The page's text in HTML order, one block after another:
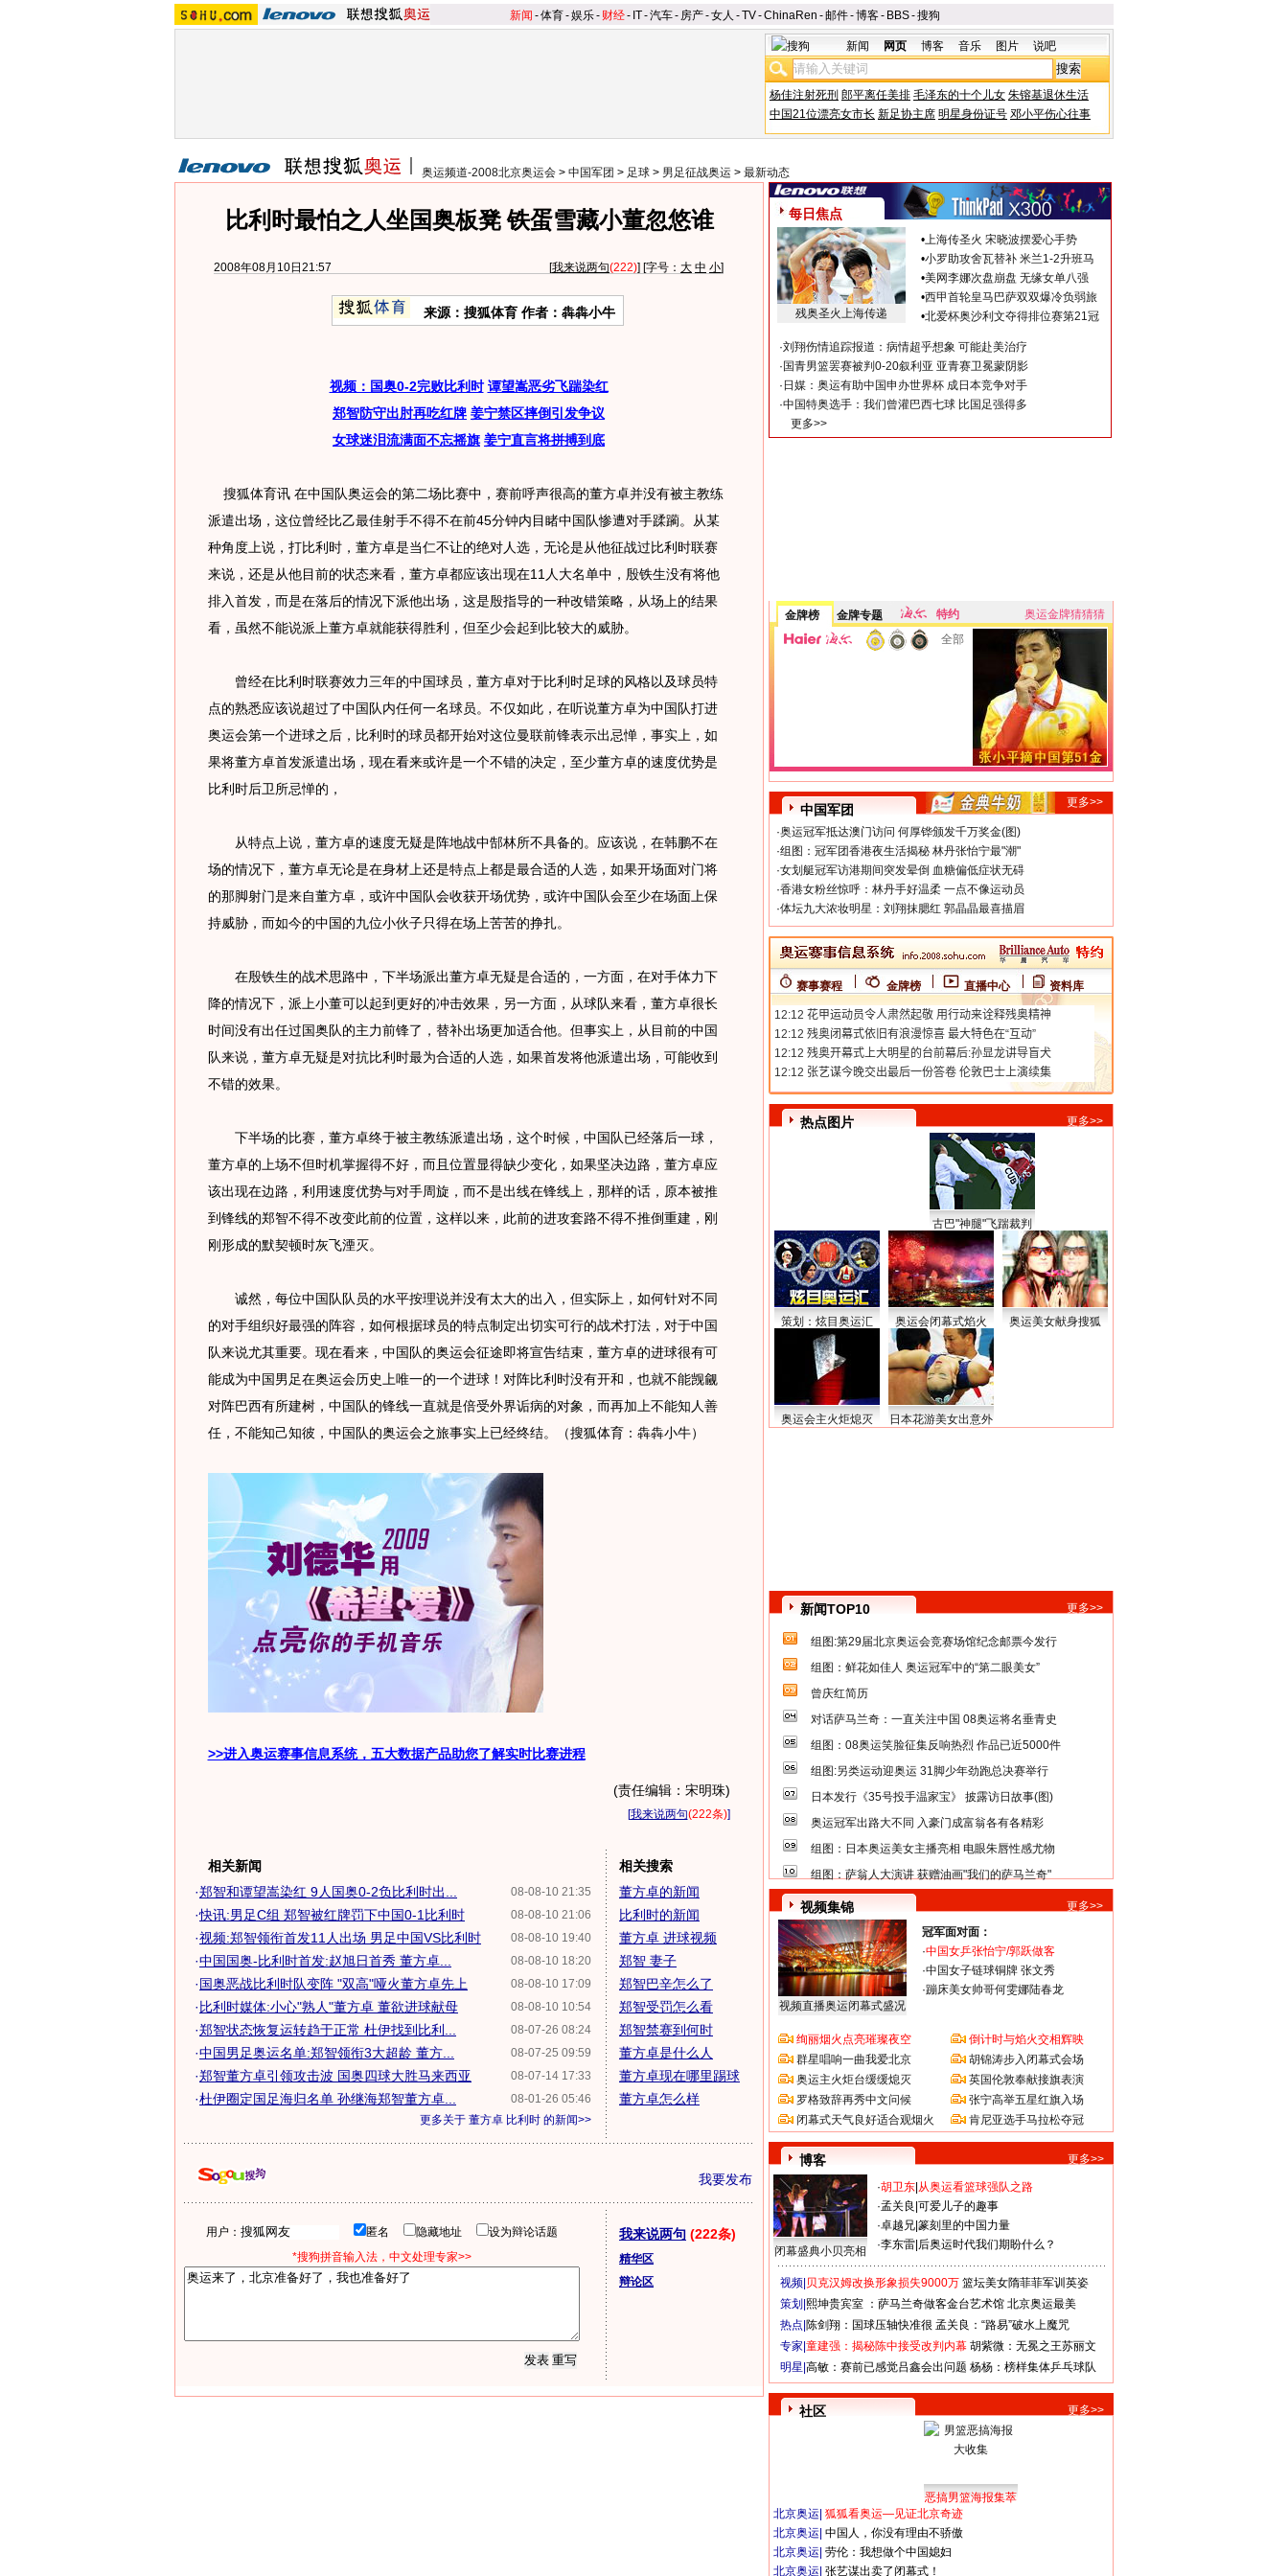
新闻 -体育-娱乐- 财经- IT-汽车- 房产-女人 -TV-ChinaRen -邮件-博客- BBS-搜狗
新闻 网页 博客 音乐 图片 说吧
杨佳注射死刑 郎平离任美排 毛泽东的十个儿女 朱镕基退休生活
中国21位漂亮女市长 新足协主席 明星身份证号 邓小平伤心往事
奥运频道-2008北京奥运会 > 中国军团 > 足球 > 男足征战奥运 > 最新动态
比利时最怕之人坐国奥板凳 铁蛋雪藏小董忽悠谁
2008年08月10日21:57 [我来说两句(222)] [字号： 大 中 小]
来源：搜狐体育 作者：犇犇小牛
视频：国奥0-2完败比利时 谭望嵩恶劣飞踹染红
郑智防守出肘再吃红牌 姜宁禁区摔倒引发争议
女球迷泪流满面不忘摇旗 姜宁直言将拼搏到底
搜狐体育讯 在中国队奥运会的第二场比赛中，赛前呼声很高的董方卓并没有被主教练
派遣出场，这位曾经比乙最佳射手不得不在前45分钟内目睹中国队惨遭对手蹂躏。从某
种角度上说，打比利时，董方卓是当仁不让的绝对人选，无论是从他征战过比利时联赛
来说，还是从他目前的状态来看，董方卓都应该出现在11人大名单中，殷铁生没有将他
排入首发，而是在落后的情况下派他出场，这是殷指导的一种改错策略，从场上的结果
看，虽然不能说派上董方卓就能获得胜利，但至少会起到比较大的威胁。
曾经在比利时联赛效力三年的中国球员，董方卓对于比利时足球的风格以及球员特
点的熟悉应该说超过了中国队内任何一名球员。不仅如此，在听说董方卓为中国队打进
奥运会第一个进球之后，比利时的球员都开始对这位曼联前锋表示出忌惮，事实上，如
果将董方卓首发派遣出场，现在看来或许是一个不错的决定，至少董方卓的速度优势是
比利时后卫所忌惮的，
从特点上说，董方卓的速度无疑是阵地战中郜林所不具备的。应该说，在韩鹏不在
场的情况下，董方卓无论是在身材上还是特点上都是最合适的人选，如果开场面对门将
的那脚射门是来自董方卓，或许中国队会收获开场优势，或许中国队会至少在场面上保
持威胁，而如今的中国的九位小伙子只得在场上苦苦的挣扎。
在殷铁生的战术思路中，下半场派出董方卓无疑是合适的，一方面，在对手体力下
降的情况下，派上小董可以起到更好的冲击效果，另一方面，从球队来看，董方卓很长
时间没有出任过国奥队的主力前锋了，替补出场更加适合他。但事实上，从目前的中国
队来说，董方卓无疑是对抗比利时最为合适的人选，如果首发将他派遣出场，可能收到
不错的效果。
下半场的比赛，董方卓终于被主教练派遣出场，这个时候，中国队已经落后一球，
董方卓的上场不但时机掌握得不好，而且位置显得缺少变化，如果坚决边路，董方卓应
该出现在边路，利用速度优势与对手周旋，而不是出线在锋线上，那样的话，原本被推
到锋线的郑智不得不改变此前的位置，这样以来，此前的进攻套路不得不推倒重建，刚
刚形成的默契顿时灰飞湮灭。
诚然，每位中国队队员的水平按理说并没有太大的出入，但实际上，如何针对不同
的对手组织好最强的阵容，如何根据球员的特点制定出切实可行的战术打法，对于中国
队来说尤其重要。现在看来，中国队的奥运会征途即将宣告结束，董方卓的进球很有可
能成为中国男足在奥运会历史上唯一的一个进球！对阵比利时没有开和，也就不能觊觎
对阵巴西有所建树，中国队的锋线一直就是倍受外界诟病的对象，而再加上不能知人善
任，不能知己知彼，中国队的奥运会之旅事实上已经终结。（搜狐体育：犇犇小牛）
>>进入奥运赛事信息系统，五大数据产品助您了解实时比赛进程
(责任编辑：宋明珠)
[我来说两句(222条)]
相关新闻
08-08-10 21:35
·郑智和谭望嵩染红 9人国奥0-2负比利时出...
08-08-10 21:06
·快讯:男足C组 郑智被红牌罚下中国0-1比利时
08-08-10 19:40
·视频:郑智领衔首发11人出场 男足中国VS比利时
08-08-10 18:20
·中国国奥-比利时首发:赵旭日首秀 董方卓...
08-08-10 17:09
·国奥恶战比利时队变阵 "双高"哑火董方卓先上
08-08-10 10:54
· 比利时媒体:小心"熟人"董方卓 董欲进球献母
08-07-26 08:24
·郑智状态恢复运转趋于正常 杜伊找到比利...
08-07-25 09:59
·中国男足奥运名单:郑智领衔3大超龄 董方...
08-07-14 17:33
·郑智董方卓引领攻击波 国奥四球大胜马来西亚
08-01-26 05:46
·杜伊圈定国足海归名单 孙继海郑智董方卓...
更多关于 董方卓 比利时 的新闻>>
相关搜索
董方卓的新闻
比利时的新闻
董方卓 进球视频
郑智 妻子
郑智巴辛怎么了
郑智受罚怎么看
郑智禁赛到何时
董方卓是什么人
董方卓现在哪里踢球
董方卓怎么样
我要发布
用户： 匿名 隐藏地址
设为辩论话题
*搜狗拼音输入法，中文处理专家>>
我来说两句 (222条)
精华区
辩论区
每日焦点
残奥圣火上海传递
•上海传圣火 宋晓波摆爱心手势
•小罗助攻舍瓦替补 米兰1-2升班马
•美网李娜次盘崩盘 无缘女单八强
•西甲首轮皇马巴萨双双爆冷负弱旅
•北爱杯奥沙利文夺得排位赛第21冠
·刘翔伤情追踪报道：病情超乎想象 可能赴美治疗
· 国青男篮罢赛被判0-20叙利亚 亚青赛卫冕蒙阴影
· 日媒：奥运有助中国申办世界杯 成日本竞争对手
·中国特奥选手：我们曾灌巴西七球 比国足强得多
更多>>
金牌榜 金牌专题 特约
奥运金牌猜猜猜
全部
中国军团
更多>>
·奥运冠军抵达澳门访问 何厚铧颁发千万奖金(图)
·组图：冠军团香港夜生活揭秘 林丹张怡宁最"潮"
·女划艇冠军访港期间突发晕倒 血糖偏低症状无碍
·香港女粉丝惊呼：林丹手好温柔 一点不像运动员
·体坛九大浓妆明星：刘翔抹腮红 郭晶晶最喜描眉
赛事赛程 金牌榜 直播中心 资料库
热点图片 更多>>
古巴"神腿"飞踹裁判
策划：炫目奥运汇 奥运会闭幕式焰火 奥运美女献身搜狐
奥运会主火炬熄灭 日本花游美女出意外
新闻TOP10 更多>>
组图:第29届北京奥运会竞赛场馆纪念邮票今发行
组图：鲜花如佳人 奥运冠军中的“第二眼美女”
曾庆红简历
对话萨马兰奇：一直关注中国 08奥运将名垂青史
组图：08奥运笑脸征集反响热烈 作品已近5000件
组图:另类运动迎奥运 31脚少年劲跑总决赛举行
日本发行《35号投手温家宝》 披露访日故事(图)
奥运冠军出路大不同 入豪门成富翁各有各精彩
组图：日本奥运美女主播亮相 电眼朱唇性感尤物
组图：萨翁人大演讲 获赠油画"我们的萨马兰奇"
视频集锦 更多>>
视频直播奥运闭幕式盛况
冠军面对面：
·中国女乒张怡宁/郭跃做客
·中国女子链球铜牌 张文秀
·蹦床美女帅哥何雯娜陆春龙
绚丽烟火点亮璀璨夜空
群星唱响一曲我爱北京
奥运主火炬台缓缓熄灭
罗格致辞再秀中文问候
闭幕式天气良好适合观烟火
倒计时与焰火交相辉映
胡锦涛步入闭幕式会场
英国伦敦奉献接旗表演
张宁高举五星红旗入场
肯尼亚选手马拉松夺冠
博客 更多>>
闭幕盛典小贝亮相
·胡卫东 从奥运看篮球强队之路
·孟关良 可爱儿子的趣事
·卓越兄 篆刻里的中国力量
·李东雷 后奥运时代我们期盼什么？
视频| 贝克汉姆改换形象损失9000万 篮坛美女隋菲菲军训英姿
策划| 熙坤贵宾室 ：萨马兰奇做客金台艺术馆 北京奥运最美
热点| 陈剑翔：国球压轴快准很 孟关良：“路易”破水上魔咒
专家| 童建强：揭秘陈中接受改判内幕 胡紫微：无冕之王苏丽文
明星| 高敏：赛前已感觉吕鑫会出问题 杨杨：榜样集体乒乓球队
社区 更多>>
恶搞男篮海报集萃
北京奥运 狐狐看奥运—见证北京奇迹
北京奥运 中国人，你没有理由不骄傲
北京奥运 劳伦：我想做个中国媳妇
北京奥运 张艺谋出卖了闭幕式！